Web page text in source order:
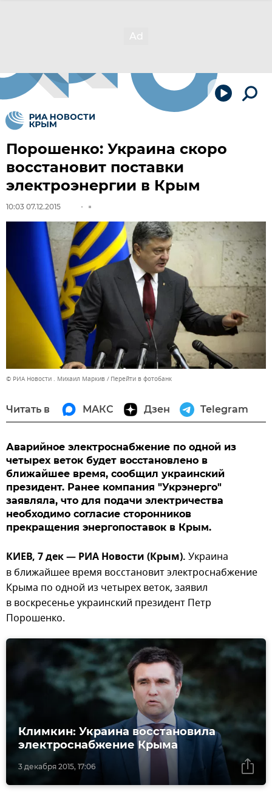
Порошенко: Украина скоро
восстановит поставки
электроэнергии в Крым
10:03 07.12.2015
© РИА Новости . Михаил Маркив Перейти в фотобанк
Читать в МАКС Дзен Telegram
Аварийное электроснабжение по одной из
четырех веток будет восстановлено в
ближайшее время, сообщил украинский
президент. Ранее компания "Укрэнерго"
заявляла, что для подачи электричества
необходимо согласие сторонников
прекращения энергопоставок в Крым.
КИЕВ, 7 дек — РИА Новости (Крым). Украина
в ближайшее время восстановит электроснабжение
Крыма по одной из четырех веток, заявил
в воскресенье украинский президент Петр
Порошенко.
3 декабря 2015, 17:06
Климкин: Украина восстановила
электроснабжение Крыма